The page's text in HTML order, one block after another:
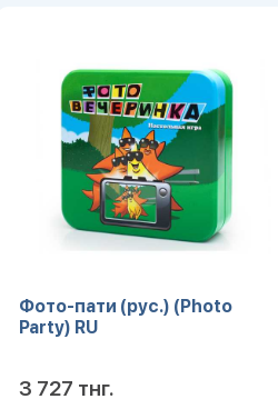
Фото-пати (рус.) (Photo
Party) RU
3 727 тнг.